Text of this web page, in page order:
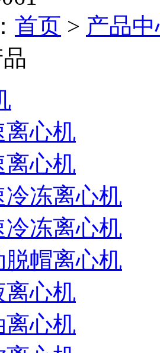
首页 > 产品
离心机
离心机
冷冻离心机
冷冻离心机
脱帽离心机
离心机
离心机